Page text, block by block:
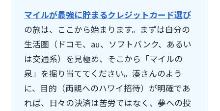
マイルが最強に貯まるクレジットカード選び
の旅は、ここから始まります。まずは自分の
生活圏（ドコモ、au、ソフトバンク、あるい
は交通系）を見極め、そこから「マイルの
泉」を掘り当ててください。湊さんのよう
に、目的（両親へのハワイ招待）が明確であ
れば、日々の決済は苦労ではなく、夢への投